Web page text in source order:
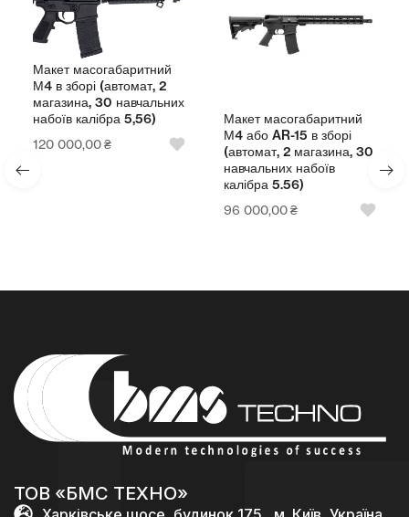
Макет масогабаритний
М4 в зборі (автомат, 2
магазина, 30 навчальних
набоїв калібра 5,56)
120 000,00₴
Макет масогабаритний
М4 або AR-15 в зборі
(автомат, 2 магазина, 30
навчальних набоїв
калібра 5.56)
96 000,00₴
ТОВ «БМС ТЕХНО»